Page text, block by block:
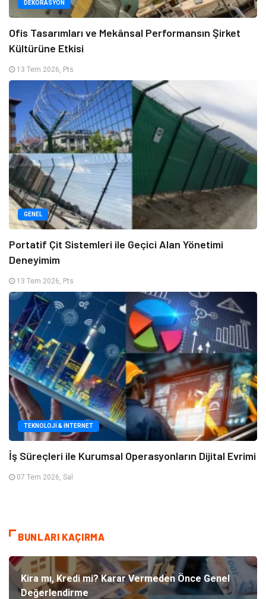
DEKORASYON
Ofis Tasarımları ve Mekânsal Performansın Şirket
Kültürüne Etkisi
13 Tem 2026, Pts
GENEL
Portatif Çit Sistemleri ile Geçici Alan Yönetimi
Deneyimim
13 Tem 2026, Pts
TEKNOLOJI & İNTERNET
İş Süreçleri ile Kurumsal Operasyonların Dijital Evrimi
07 Tem 2026, Sal
BUNLARI KAÇIRMA
Kira mı, Kredi mi? Karar Vermeden Önce Genel
Değerlendirme